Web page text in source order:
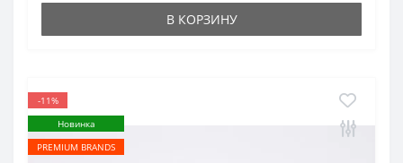
В КОРЗИНУ
-11%
Новинка
PREMIUM BRANDS